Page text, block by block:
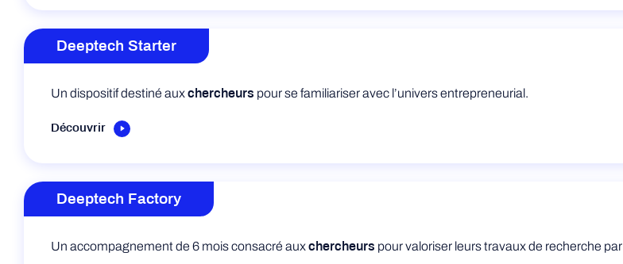
Deeptech Starter
Un dispositif destiné aux chercheurs pour se familiariser avec l’univers entrepreneurial.
Découvrir
Deeptech Factory
Un accompagnement de 6 mois consacré aux chercheurs pour valoriser leurs travaux de recherche par